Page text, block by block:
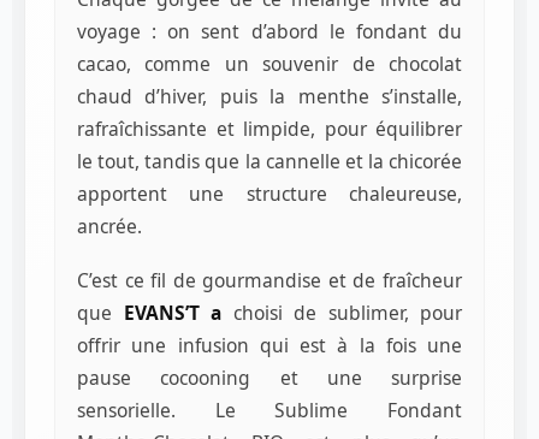
voyage : on sent d’abord le fondant du
cacao, comme un souvenir de chocolat
chaud d’hiver, puis la menthe s’installe,
rafraîchissante et limpide, pour équilibrer
le tout, tandis que la cannelle et la chicorée
apportent une structure chaleureuse,
ancrée.
C’est ce fil de gourmandise et de fraîcheur
que EVANS’T a choisi de sublimer, pour
offrir une infusion qui est à la fois une
pause cocooning et une surprise
sensorielle. Le Sublime Fondant